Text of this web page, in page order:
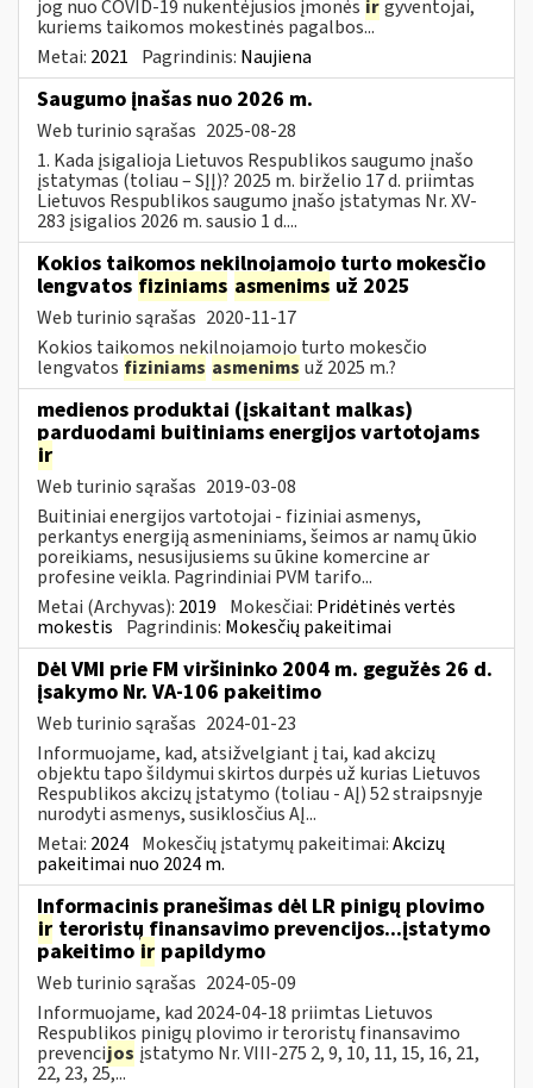
jog nuo COVID-19 nukentėjusios įmonės irgyventojai,
kuriems taikomos mokestinės pagalbos...
Metai: 2021 Pagrindinis: Naujiena
Saugumo įnašas nuo 2026 m.
Web turinio sąrašas 2025-08-28
1. Kada įsigalioja Lietuvos Respublikos saugumo įnašo
įstatymas (toliau – SĮĮ)? 2025 m. birželio 17 d. priimtas
Lietuvos Respublikos saugumo įnašo įstatymas Nr. XV-
283 įsigalios 2026 m. sausio 1 d....
Kokios taikomos nekilnojamojo turto mokesčio
lengvatos fiziniams asmenims už 2025
Web turinio sąrašas 2020-11-17
Kokios taikomos nekilnojamojo turto mokesčio
lengvatos fiziniams asmenims už 2025 m.?
medienos produktai (įskaitant malkas)
parduodami buitiniams energijos vartotojams
ir
Web turinio sąrašas 2019-03-08
Buitiniai energijos vartotojai - fiziniai asmenys,
perkantys energiją asmeniniams, šeimos ar namų ūkio
poreikiams, nesusijusiems su ūkine komercine ar
profesine veikla. Pagrindiniai PVM tarifo...
Metai (Archyvas): 2019 Mokesčiai: Pridėtinės vertės
mokestis Pagrindinis: Mokesčių pakeitimai
Dėl VMI prie FM viršininko 2004 m. gegužės 26 d.
įsakymo Nr. VA-106 pakeitimo
Web turinio sąrašas 2024-01-23
Informuojame, kad, atsižvelgiant į tai, kad akcizų
objektu tapo šildymui skirtos durpės už kurias Lietuvos
Respublikos akcizų įstatymo (toliau - AĮ) 52 straipsnyje
nurodyti asmenys, susiklosčius AĮ...
Metai: 2024 Mokesčių įstatymų pakeitimai:Akcizų
pakeitimai nuo 2024 m.
Informacinis pranešimas dėl LR pinigų plovimo
ir teroristų finansavimo prevencijos...įstatymo
pakeitimo ir papildymo
Web turinio sąrašas 2024-05-09
Informuojame, kad 2024-04-18 priimtas Lietuvos
Respublikos pinigų plovimo ir teroristų finansavimo
prevencijos įstatymo Nr. VIII-275 2, 9, 10, 11, 15, 16, 21,
22, 23, 25,...